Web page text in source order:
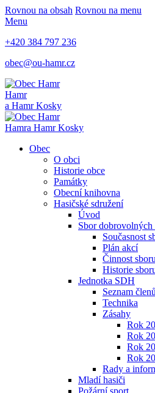
Rovnou na obsah Rovnou na menu
Menu
+420 384 797 236
obec@ou-hamr.cz
Hamr
a Hamr Kosky
Hamra Hamr Kosky
Obec
O obci
Historie obce
Památky
Obecní knihovna
Hasičské sdružení
Úvod
Sbor dobrovolných
Současnost
Plán akcí
Činnost sboru
Historie
Jednotka SDH
Seznam členů
Technika
Zásahy
Rok
Rok
Rok
Rok
Rady a
Mladí hasiči
Požární sport